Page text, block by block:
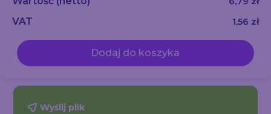
VAT
1,56 zł
Dodaj do koszyka
Wyślij plik